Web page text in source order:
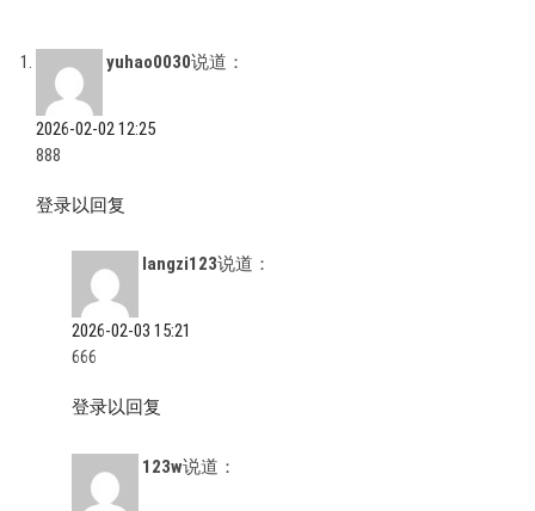
yuhao0030说道：
2026-02-02 12:25
888
登录以回复
langzi123说道：
2026-02-03 15:21
666
登录以回复
123w说道：